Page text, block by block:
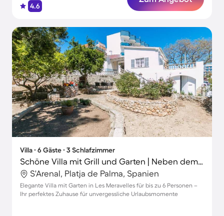
4.6
Villa ∙ 6 Gäste ∙ 3 Schlafzimmer
Schöne Villa mit Grill und Garten | Neben dem Strand
S'Arenal, Platja de Palma, Spanien
Elegante Villa mit Garten in Les Meravelles für bis zu 6 Personen –
Ihr perfektes Zuhause für unvergessliche Urlaubsmomente